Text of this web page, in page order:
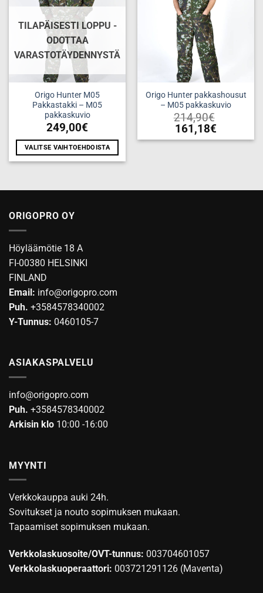
Voit
tehdä
valinnat
tuotteen
sivulla.
TILAPÄISESTI LOPPU -
ODOTTAA
VARASTOTÄYDENNYSTÄ
Origo Hunter M05
Pakkastakki – M05
pakkaskuvio
249,00€
VALITSE VAIHTOEHDOISTA
Tällä
muunnelma.
valinnat
tuotteen
Origo Hunter pakkashousut
– M05 pakkaskuvio
214,90€
161,18€
Tällä
muunnelma.
ORIGOPRO OY
Höyläämötie 18 A
FI-00380 HELSINKI
FINLAND
Email: info@origopro.com
Puh. +3584578340002
Y-Tunnus: 0460105-7
ASIAKASPALVELU
info@origopro.com
Puh. +3584578340002
Arkisin klo 10:00 -16:00
MYYNTI
Verkkokauppa auki 24h.
Sovitukset ja nouto sopimuksen mukaan.
Tapaamiset sopimuksen mukaan.
Verkkolaskuosoite/OVT-tunnus: 003704601057
Verkkolaskuoperaattori: 003721291126 (Maventa)